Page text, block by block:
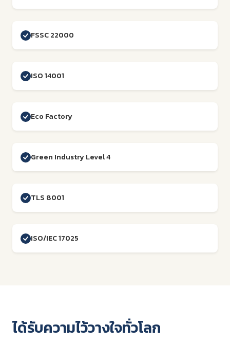
FSSC 22000
ISO 14001
Eco Factory
Green Industry Level 4
TLS 8001
ISO/IEC 17025
ได้รับความไว้วางใจทั่วโลก